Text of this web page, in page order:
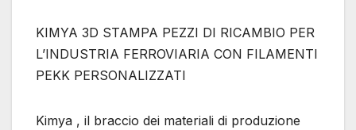
KIMYA 3D STAMPA PEZZI DI RICAMBIO PER
L’INDUSTRIA FERROVIARIA CON FILAMENTI
PEKK PERSONALIZZATI
Kimya , il braccio dei materiali di produzione